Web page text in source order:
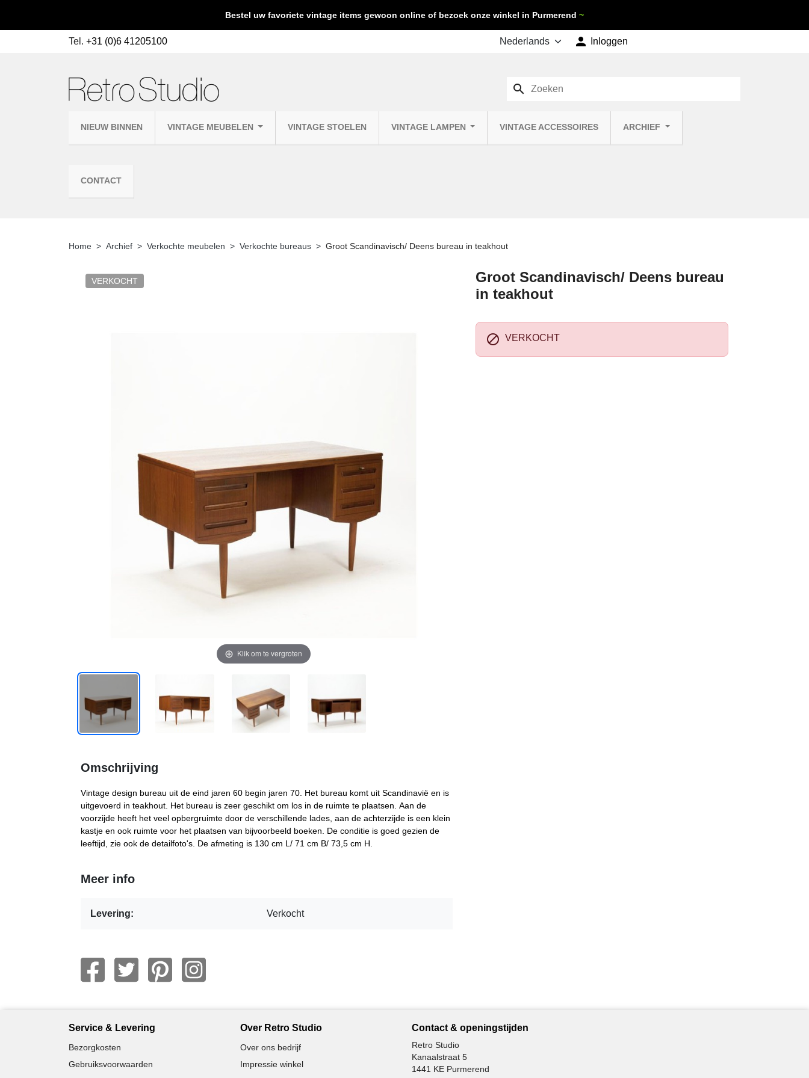
Bestel uw favoriete vintage items gewoon online of bezoek onze winkel in Purmerend ~
Tel. +31 (0)6 41205100  Inloggen
NIEUW BINNEN VINTAGE MEUBELEN VINTAGE STOELEN VINTAGE LAMPEN VINTAGE ACCESSOIRES ARCHIEF
CONTACT
search
Home Archief Verkochte meubelen Verkochte bureaus Groot Scandinavisch/ Deens bureau in teakhout
VERKOCHT
Klik om te vergroten
Groot Scandinavisch/ Deens bureau
in teakhout
 VERKOCHT
Omschrijving
Vintage design bureau uit de eind jaren 60 begin jaren 70. Het bureau komt uit Scandinavië en is
uitgevoerd in teakhout. Het bureau is zeer geschikt om los in de ruimte te plaatsen. Aan de
voorzijde heeft het veel opbergruimte door de verschillende lades, aan de achterzijde is een klein
kastje en ook ruimte voor het plaatsen van bijvoorbeeld boeken. De conditie is goed gezien de
leeftijd, zie ook de detailfoto's. De afmeting is 130 cm L/ 71 cm B/ 73,5 cm H.
Meer info
Levering: Verkocht
Service & Levering
Bezorgkosten
Gebruiksvoorwaarden
Over Retro Studio
Over ons bedrijf
Impressie winkel
Contact & openingstijden
Retro Studio
Kanaalstraat 5
1441 KE Purmerend